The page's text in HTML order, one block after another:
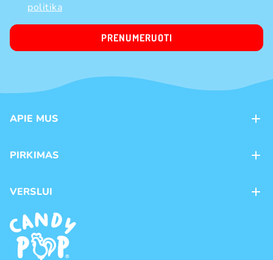
politika
PRENUMERUOTI
APIE MUS
Kontaktai
Naujienos
Prekių ženklai
PIRKIMAS
Pristatymas
Prekių grąžinimas ir keitimas
Pirkimo taisyklės
Privatumo politika
VERSLUI
Franšizė
Didmeninė prekyba